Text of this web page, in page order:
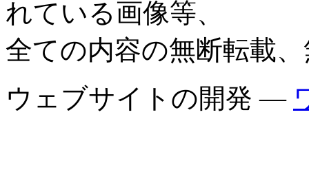
れている画像等、
全ての内容の無断転載
ウェブサイトの開発 —